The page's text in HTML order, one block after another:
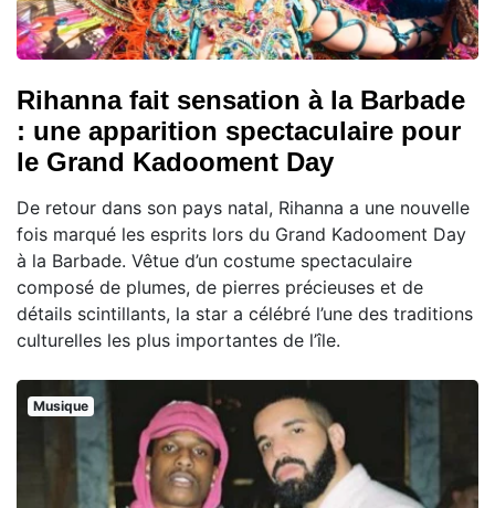
Rihanna fait sensation à la Barbade
: une apparition spectaculaire pour
le Grand Kadooment Day
De retour dans son pays natal, Rihanna a une nouvelle
fois marqué les esprits lors du Grand Kadooment Day
à la Barbade. Vêtue d’un costume spectaculaire
composé de plumes, de pierres précieuses et de
détails scintillants, la star a célébré l’une des traditions
culturelles les plus importantes de l’île.
Musique